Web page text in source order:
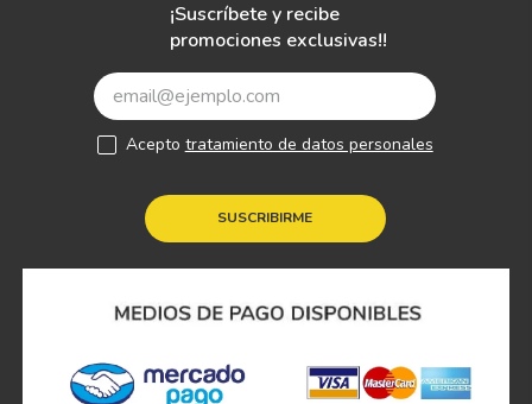
¡Suscríbete y recibe
promociones exclusivas!!
SUSCRIBIRME
Acepto tratamiento de datos personales